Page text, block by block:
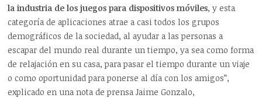
la industria de los juegos para dispositivos móviles, y esta
categoría de aplicaciones atrae a casi todos los grupos
demográficos de la sociedad, al ayudar a las personas a
escapar del mundo real durante un tiempo, ya sea como forma
de relajación en su casa, para pasar el tiempo durante un viaje
o como oportunidad para ponerse al día con los amigos”,
explicado en una nota de prensa Jaime Gonzalo,